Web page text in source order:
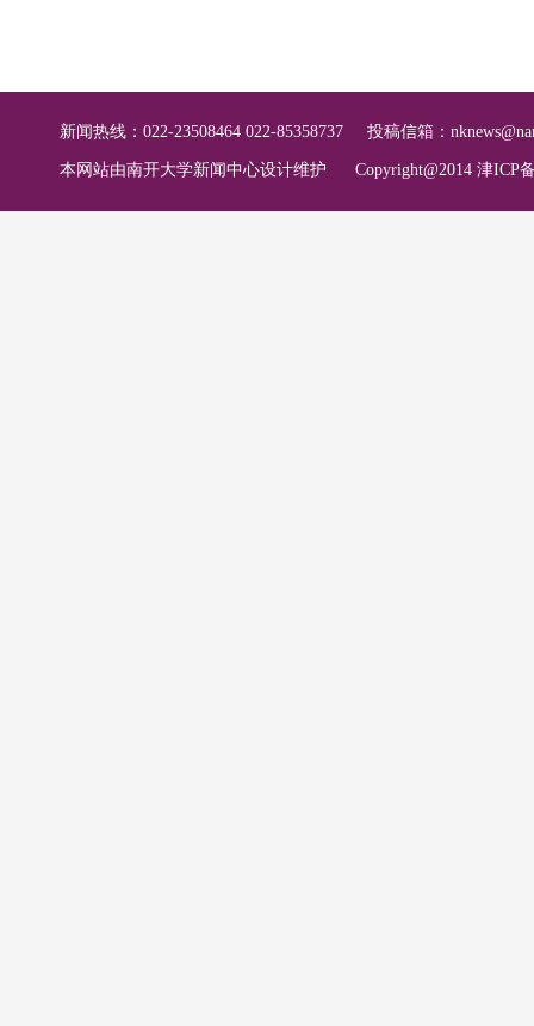
新闻热线：022-23508464 022-85358737 投稿信箱：
本网站由南开大学新闻中心设计维护 Copyright@2014 津ICP